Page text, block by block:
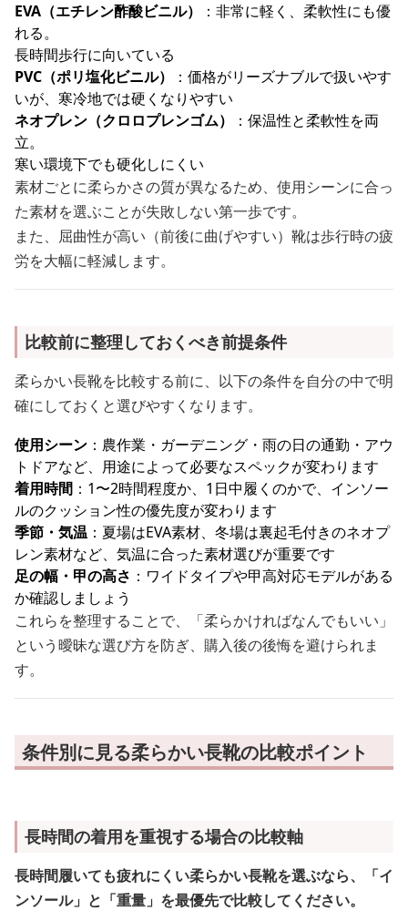
EVA（エチレン酢酸ビニル）
：非常に軽く、柔軟性にも優
れる。
長時間歩行に向いている
PVC（ポリ塩化ビニル）
：価格がリーズナブルで扱いやす
いが、寒冷地では硬くなりやすい
ネオプレン（クロロプレンゴム）
：保温性と柔軟性を両
立。
寒い環境下でも硬化しにくい
素材ごとに柔らかさの質が異なるため、使用シーンに合っ
た素材を選ぶことが失敗しない第一歩です。
また、屈曲性が高い（前後に曲げやすい）靴は歩行時の疲
労を大幅に軽減します。
比較前に整理しておくべき前提条件
柔らかい長靴を比較する前に、以下の条件を自分の中で明
確にしておくと選びやすくなります。
使用シーン ：農作業・ガーデニング・雨の日の通勤・アウ
トドアなど、用途によって必要なスペックが変わります
着用時間 ：1〜2時間程度か、1日中履くのかで、インソー
ルのクッション性の優先度が変わります
季節・気温 ：夏場はEVA素材、冬場は裏起毛付きのネオプ
レン素材など、気温に合った素材選びが重要です
足の幅・甲の高さ ：ワイドタイプや甲高対応モデルがある
か確認しましょう
これらを整理することで、「柔らかければなんでもいい」
という曖昧な選び方を防ぎ、購入後の後悔を避けられま
す。
条件別に見る柔らかい長靴の比較ポイント
長時間の着用を重視する場合の比較軸
長時間履いても疲れにくい柔らかい長靴を選ぶなら、「イ
ンソール」と「重量」を最優先で比較してください。